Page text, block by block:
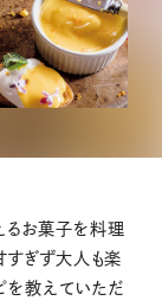
るお菓子を料理
すぎず大人も楽
を教えていただ